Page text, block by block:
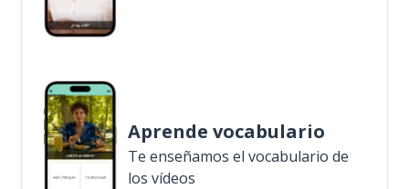
Aprende vocabulario
Te enseñamos el vocabulario de
los vídeos